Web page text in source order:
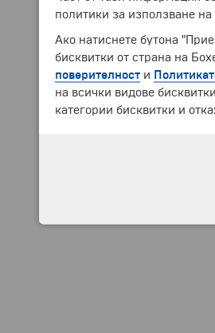
политики за използване
Ако натиснете бутона
бисквитки от страна на
поверителност и
на всички видове
категории бисквитки и